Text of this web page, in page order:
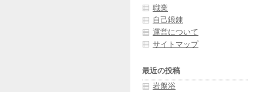
職業
自己鍛錬
運営について
サイトマップ
最近の投稿
岩盤浴